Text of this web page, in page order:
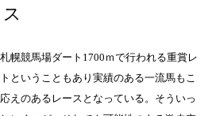
幌競馬場ダート1700ｍで行われる重賞レ
ということもあり実績のある一流馬もこ
えのあるレースとなっている。そういっ